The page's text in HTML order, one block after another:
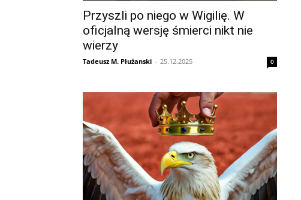
Przyszli po niego w Wigilię. W
oficjalną wersję śmierci nikt nie
wierzy
Tadeusz M. Płużanski - 25.12.2025 0